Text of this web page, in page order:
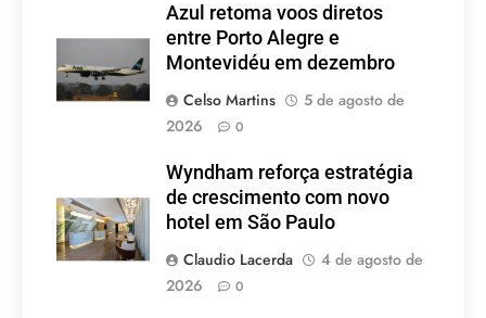
Azul retoma voos diretos
entre Porto Alegre e
Montevidéu em dezembro
Celso Martins
5 de agosto de
2026
0
Wyndham reforça estratégia
de crescimento com novo
hotel em São Paulo
Claudio Lacerda
4 de agosto de
2026
0